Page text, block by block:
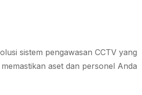
sistem pengawasan CCTV yang
aset dan personel Anda